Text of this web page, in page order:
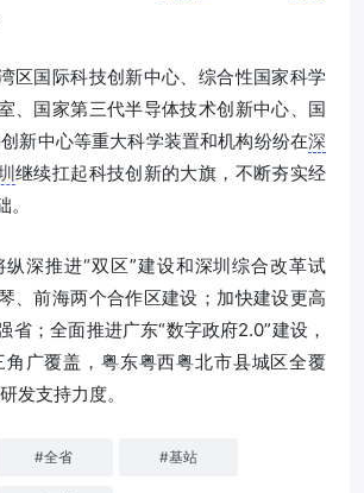
区国际科技创新中心、综合性国家科学
、国家第三代半导体技术创新中心、国
新中心等重大科学装置和机构纷纷在深
继续扛起科技创新的大旗，不断夯实经
纵深推进“双区”建设和深圳综合改革试
、前海两个合作区建设；加快建设更高
省；全面推进广东“数字政府2.0”建设，
角广覆盖，粤东粤西粤北市县城区全覆
发支持力度。
#全省 #基站